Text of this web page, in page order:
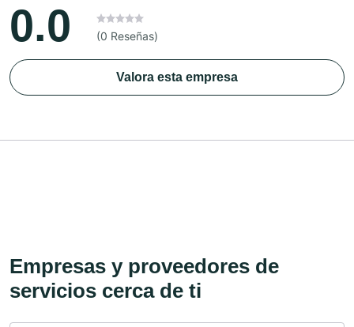
0.0 (0 Reseñas)
Valora esta empresa
Empresas y proveedores de
servicios cerca de ti